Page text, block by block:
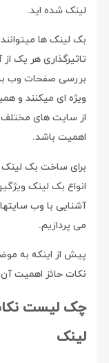
لینک شده اید.
بک لینک ها
تاثیرگذاری هر یک
بررسی صفحات وب به
ویژه ای میکنند و
از سایت های مختلف
اهمیت باشد.
برای ساخت بک لینک
انواع بک لینک
آشنایی با وب
می پردازیم.
پیش از اینکه به
نکات حائز اهمیت آن
چک لیست
لینک